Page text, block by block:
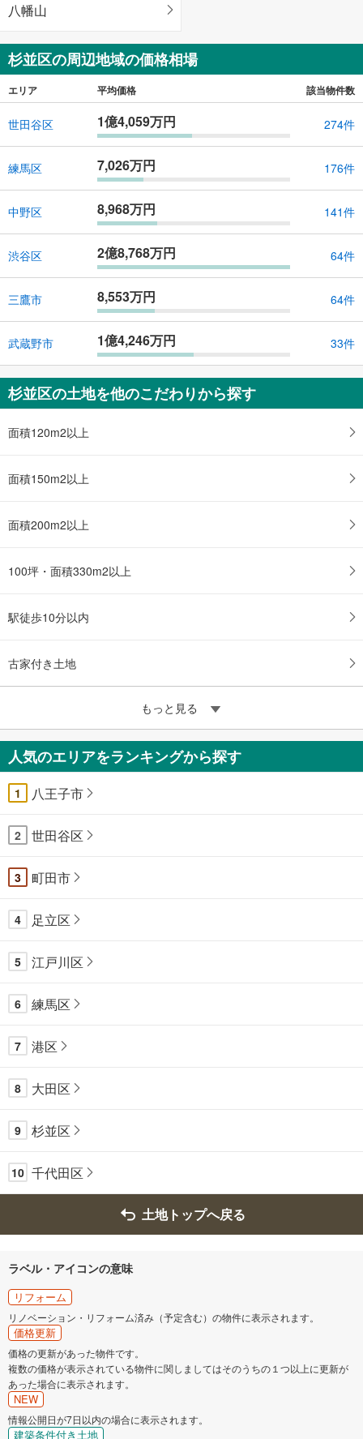
八幡山
杉並区の周辺地域の価格相場
エリア 平均価格 該当物件数
世田谷区 1億4,059万円 274件
練馬区 7,026万円 176件
中野区 8,968万円 141件
渋谷区 2億8,768万円 64件
三鷹市 8,553万円 64件
武蔵野市 1億4,246万円 33件
杉並区の土地を他のこだわりから探す
面積120m2以上
面積150m2以上
面積200m2以上
100坪・面積330m2以上
駅徒歩10分以内
古家付き土地
もっと見る
人気のエリアをランキングから探す
1 八王子市
2 世田谷区
3 町田市
4 足立区
5 江戸川区
6 練馬区
7 港区
8 大田区
9 杉並区
10 千代田区
土地トップへ戻る
ラベル・アイコンの意味
リフォーム
リノベーション・リフォーム済み（予定含む）の物件に表示されます。
価格更新
価格の更新があった物件です。
複数の価格が表示されている物件に関しましてはそのうちの１つ以上に更新が
あった場合に表示されます。
NEW
情報公開日が7日以内の場合に表示されます。
建築条件付き土地